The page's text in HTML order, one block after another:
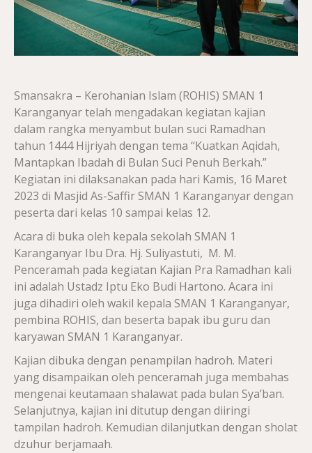
Smansakra – Kerohanian Islam (ROHIS) SMAN 1
Karanganyar telah mengadakan kegiatan kajian
dalam rangka menyambut bulan suci Ramadhan
tahun 1444 Hijriyah dengan tema “Kuatkan Aqidah,
Mantapkan Ibadah di Bulan Suci Penuh Berkah.”
Kegiatan ini dilaksanakan pada hari Kamis, 16 Maret
2023 di Masjid As-Saffir SMAN 1 Karanganyar dengan
peserta dari kelas 10 sampai kelas 12.
Acara di buka oleh kepala sekolah SMAN 1
Karanganyar Ibu Dra. Hj. Suliyastuti, M. M.
Penceramah pada kegiatan Kajian Pra Ramadhan kali
ini adalah Ustadz Iptu Eko Budi Hartono. Acara ini
juga dihadiri oleh wakil kepala SMAN 1 Karanganyar,
pembina ROHIS, dan beserta bapak ibu guru dan
karyawan SMAN 1 Karanganyar.
Kajian dibuka dengan penampilan hadroh. Materi
yang disampaikan oleh penceramah juga membahas
mengenai keutamaan shalawat pada bulan Sya’ban.
Selanjutnya, kajian ini ditutup dengan diiringi
tampilan hadroh. Kemudian dilanjutkan dengan sholat
dzuhur berjamaah.